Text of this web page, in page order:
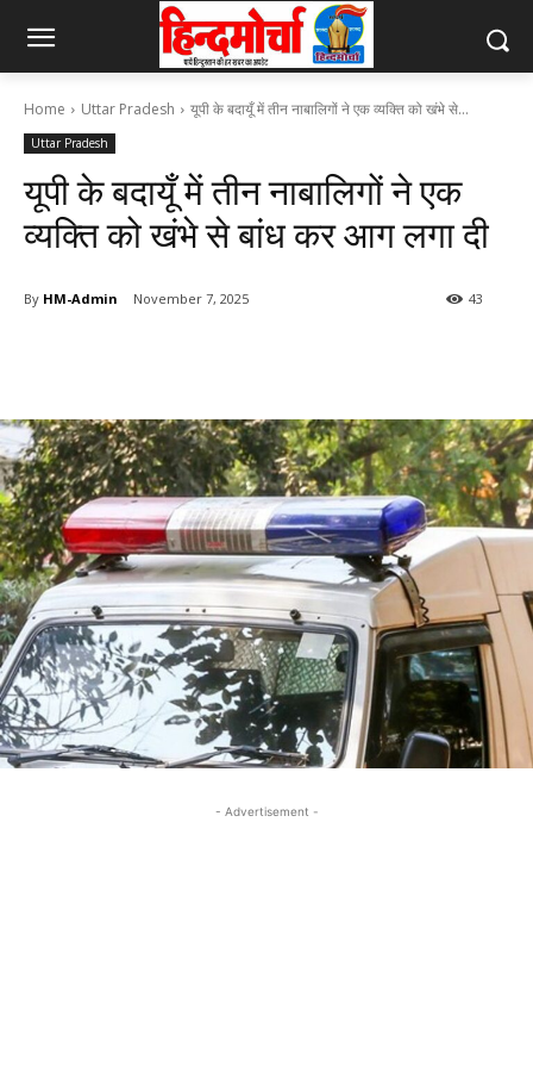
Home Uttar Pradesh यूपी के बदायूँ में तीन नाबालिगों ने एक व्यक्ति को खंभे से...
Uttar Pradesh
यूपी के बदायूँ में तीन नाबालिगों ने एक
व्यक्ति को खंभे से बांध कर आग लगा दी
By HM-Admin November 7, 2025 43
- Advertisement -